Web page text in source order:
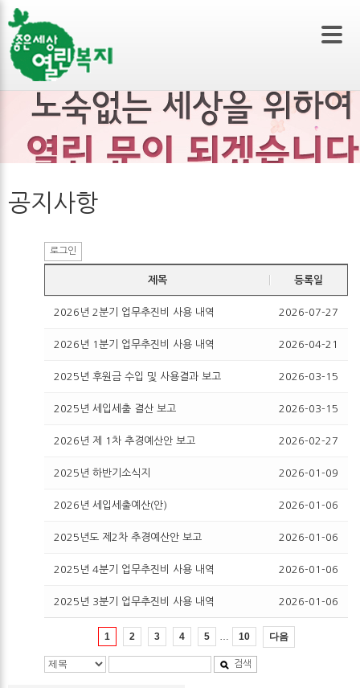
본문 바로가기
공지사항
로그인
제목 등록일
2026년 2분기 업무추진비 사용 내역 2026-07-27
2026년 1분기 업무추진비 사용 내역 2026-04-21
2025년 후원금 수입 및 사용결과 보고 2026-03-15
2025년 세입세출 결산 보고 2026-03-15
2026년 제 1차 추경예산안 보고 2026-02-27
2025년 하반기소식지 2026-01-09
2026년 세입세출예산(안) 2026-01-06
2025년도 제2차 추경예산안 보고 2026-01-06
2025년 4분기 업무추진비 사용 내역 2026-01-06
2025년 3분기 업무추진비 사용 내역 2026-01-06
1 2 3 4 5 10 다음
검색